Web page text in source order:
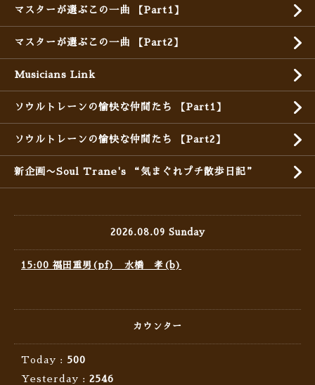
マスターが選ぶこの一曲 【Part1】
マスターが選ぶこの一曲 【Part2】
Musicians Link
ソウルトレーンの愉快な仲間たち 【Part1】
ソウルトレーンの愉快な仲間たち 【Part2】
新企画〜Soul Trane's “気まぐれプチ散歩日記”
2026.08.09 Sunday
15:00 福田重男(pf) 水橋 孝(b)
カウンター
Today : 500
Yesterday : 2546